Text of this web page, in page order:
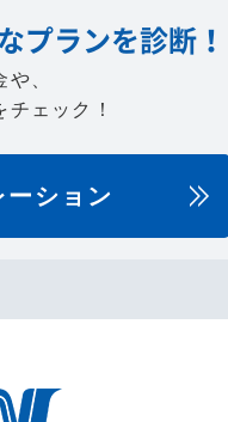
プランを診断！
、
ェック！
ション